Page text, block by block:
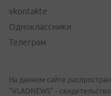
vkontakte
Одноклассники
Телеграм
На данном сайте
"VLADNEWS" -